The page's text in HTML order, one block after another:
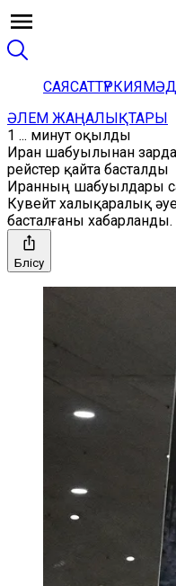
САЯСАТТҮРКИЯ
ӘЛЕМ ЖАҢАЛЫҚТАРЫ
1 ... минут оқылды
Иран шабуылынан
рейстер қайта басталды
Иранның шабуылдары
Кувейт халықаралық
басталғаны хабарланды.
Бөлісу